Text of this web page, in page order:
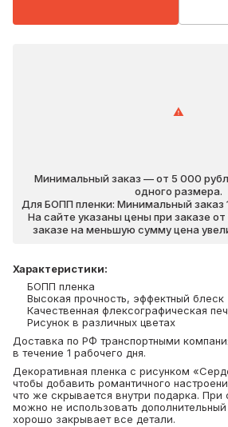
Минимальный заказ — от 5 000
одного размера.
Для БОПП пленки: Минимальный заказ
На сайте указаны цены при заказе
заказе на меньшую сумму цена
Характеристики:
БОПП пленка
Высокая прочность, эффектный блеск
Качественная флексографическая
Рисунок в различных цветах
Доставка по РФ транспортными
в течение 1 рабочего дня.
Декоративная пленка с рисунком
чтобы добавить романтичного
что же скрывается внутри подарка. При
можно не использовать
хорошо закрывает все детали.